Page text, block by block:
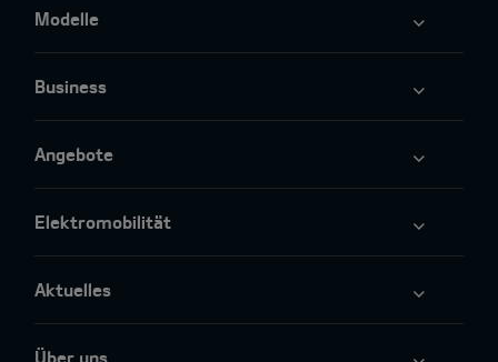
Modelle
Business
Angebote
Elektromobilität
Aktuelles
Über uns